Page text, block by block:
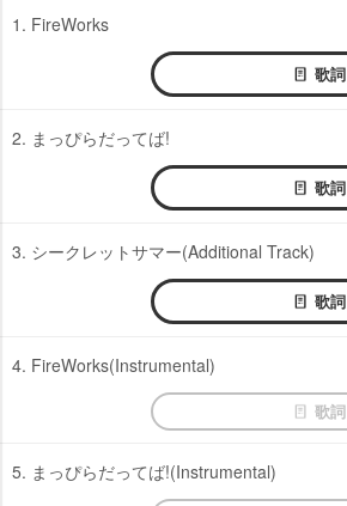
1. FireWorks
歌詞
2. まっぴらだってば!
歌詞
3. シークレットサマー(Additional Track)
歌詞
4. FireWorks(Instrumental)
歌詞
5. まっぴらだってば!(Instrumental)